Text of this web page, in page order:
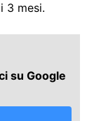
3 mesi.
su Google